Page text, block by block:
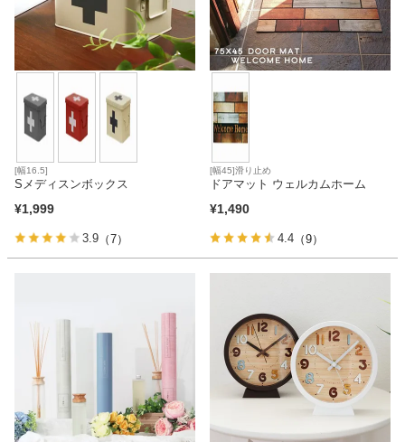
[幅16.5]
Sメディスンボックス
¥1,999
3.9 （7）
[幅45]滑り止め
ドアマット ウェルカムホーム
¥1,490
4.4 （9）